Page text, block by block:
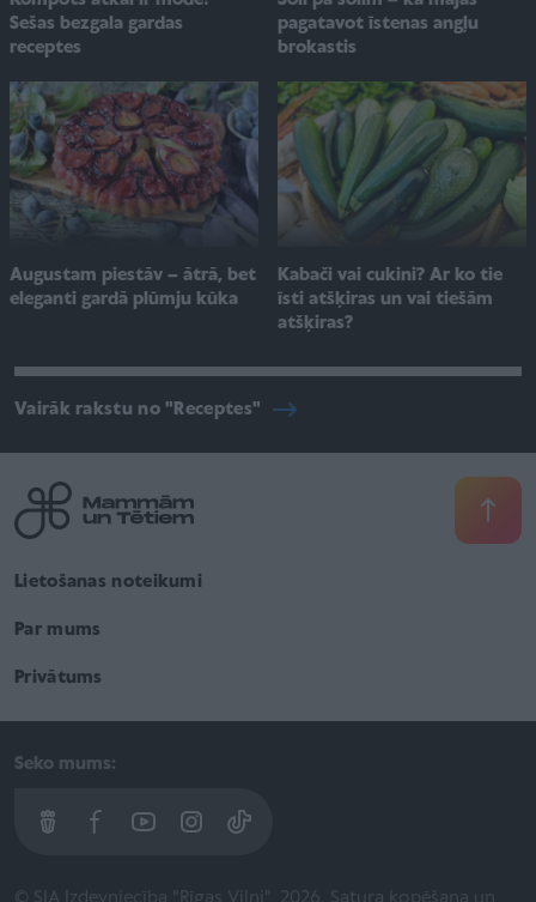
Sešas bezgala gardas
receptes
pagatavot īstenas angļu
brokastis
Augustam piestāv – ātrā, bet
eleganti gardā plūmju kūka
Kabači vai cukini? Ar ko tie
īsti atšķiras un vai tiešām
atšķiras?
Vairāk rakstu no "Receptes"
Lietošanas noteikumi
Par mums
Privātums
Seko mums: